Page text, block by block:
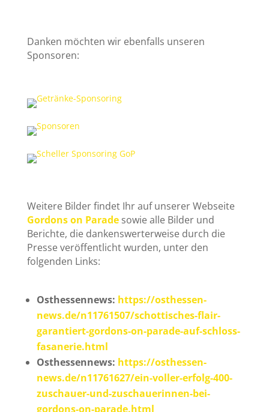
Danken möchten wir ebenfalls unseren
Sponsoren:
Weitere Bilder findet Ihr auf unserer Webseite
Gordons on Paradesowie alle Bilder und
Berichte, die dankenswerterweise durch die
Presse veröffentlicht wurden, unter den
folgenden Links:
Osthessennews: https://osthessen-
news.de/n11761507/schottisches-flair-
garantiert-gordons-on-parade-auf-schloss-
fasanerie.html
Osthessennews: https://osthessen-
news.de/n11761627/ein-voller-erfolg-400-
zuschauer-und-zuschauerinnen-bei-
gordons-on-parade.html